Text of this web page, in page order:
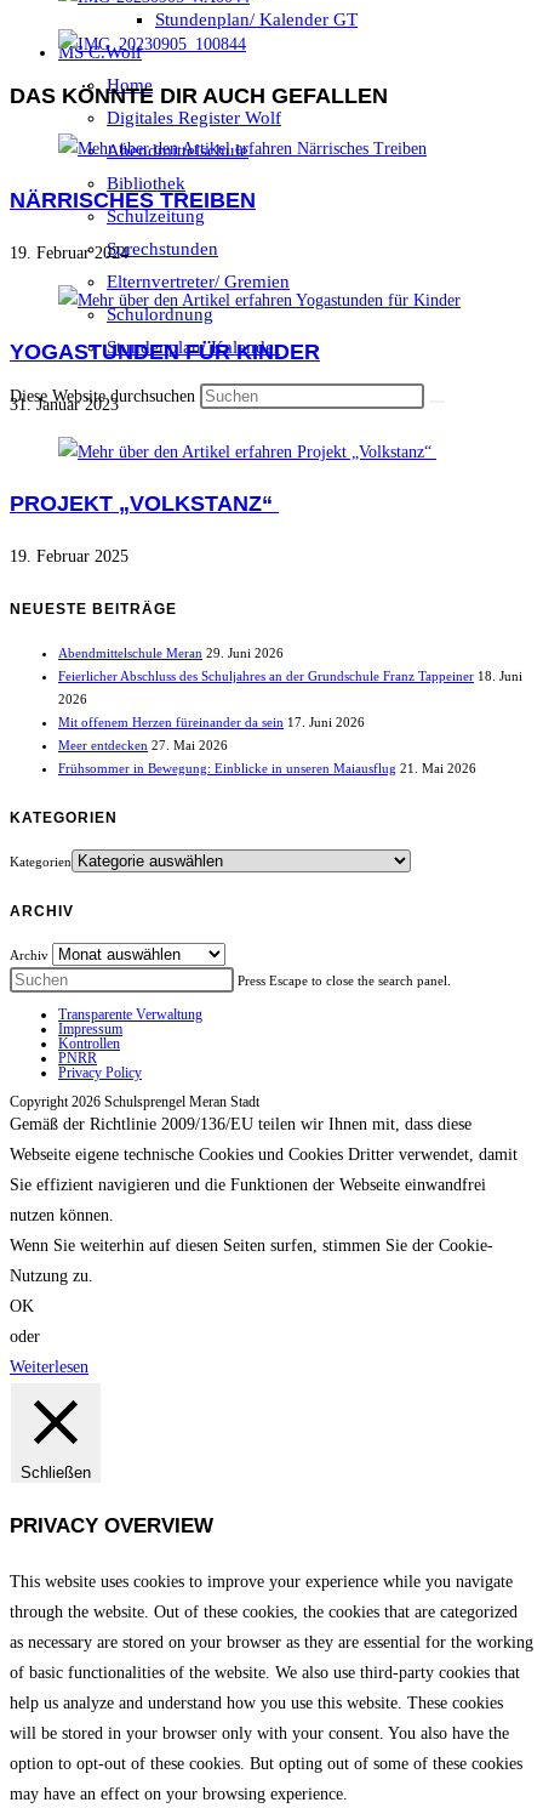
Stundenplan/ Kalender GT
MS C.Wolf
Home
Digitales Register Wolf
Abendmittelschule
Bibliothek
Schulzeitung
Sprechstunden
Elternvertreter/ Gremien
Schulordnung
Stundenplan/ Kalender
Diese Website durchsuchen
DAS KÖNNTE DIR AUCH GEFALLEN
NÄRRISCHES TREIBEN
19. Februar 2024
YOGASTUNDEN FÜR KINDER
31. Januar 2023
PROJEKT „VOLKSTANZ“
19. Februar 2025
NEUESTE BEITRÄGE
Abendmittelschule Meran 29. Juni 2026
Feierlicher Abschluss des Schuljahres an der Grundschule Franz Tappeiner 18. Juni
2026
Mit offenem Herzen füreinander da sein 17. Juni 2026
Meer entdecken 27. Mai 2026
Frühsommer in Bewegung: Einblicke in unseren Maiausflug 21. Mai 2026
KATEGORIEN
Kategorien
ARCHIV
Archiv
Press Escape to close the search panel.
Transparente Verwaltung
Impressum
Kontrollen
PNRR
Privacy Policy
Copyright 2026 Schulsprengel Meran Stadt
Gemäß der Richtlinie 2009/136/EU teilen wir Ihnen mit, dass diese
Webseite eigene technische Cookies und Cookies Dritter verwendet, damit
Sie effizient navigieren und die Funktionen der Webseite einwandfrei
nutzen können.
Wenn Sie weiterhin auf diesen Seiten surfen, stimmen Sie der Cookie-
Nutzung zu.
OK
oder
Weiterlesen
Schließen
PRIVACY OVERVIEW
This website uses cookies to improve your experience while you navigate
through the website. Out of these cookies, the cookies that are categorized
as necessary are stored on your browser as they are essential for the working
of basic functionalities of the website. We also use third-party cookies that
help us analyze and understand how you use this website. These cookies
will be stored in your browser only with your consent. You also have the
option to opt-out of these cookies. But opting out of some of these cookies
may have an effect on your browsing experience.